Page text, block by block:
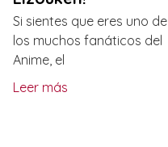
Si sientes que eres uno de
los muchos fanáticos del
Anime, el
Leer más